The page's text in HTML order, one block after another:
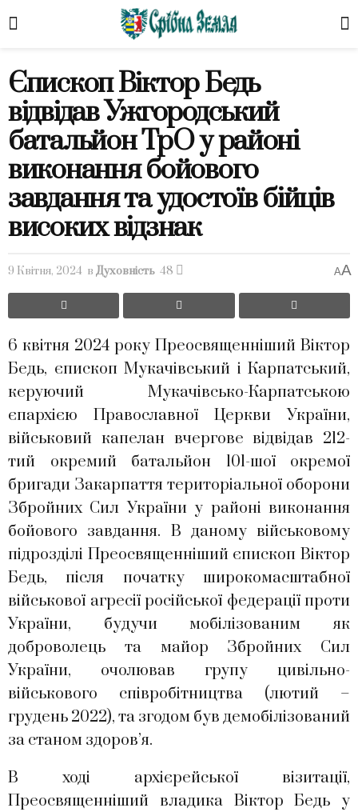
Єпископ Віктор Бедь
відвідав Ужгородський
батальйон ТрО у районі
виконання бойового
завдання та удостоїв бійців
високих відзнак
9 Квітня, 2024 в Духовність 48 AA
6 квітня 2024 року Преосвященніший Віктор
Бедь, єпископ Мукачівський і Карпатський,
керуючий Мукачівсько-Карпатською
єпархією Православної Церкви України,
військовий капелан вчергове відвідав 212-
тий окремий батальйон 101-шої окремої
бригади Закарпаття територіальної оборони
Збройних Сил України у районі виконання
бойового завдання. В даному військовому
підрозділі Преосвященніший єпископ Віктор
Бедь, після початку широкомасштабної
військової агресії російської федерації проти
України, будучи мобілізованим як
доброволець та майор Збройних Сил
України, очолював групу цивільно-
військового співробітництва (лютий –
грудень 2022), та згодом був демобілізований
за станом здоров’я.
В ході архієрейської візитації,
Преосвященніший владика Віктор Бедь у